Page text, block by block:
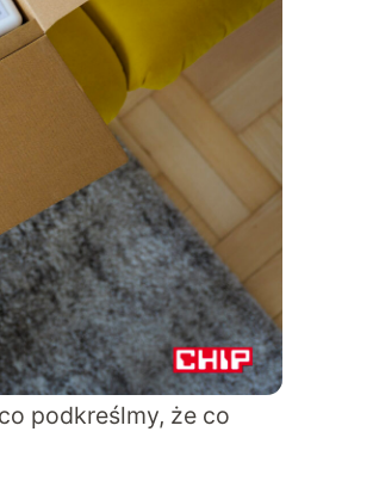
podkreślmy, że co